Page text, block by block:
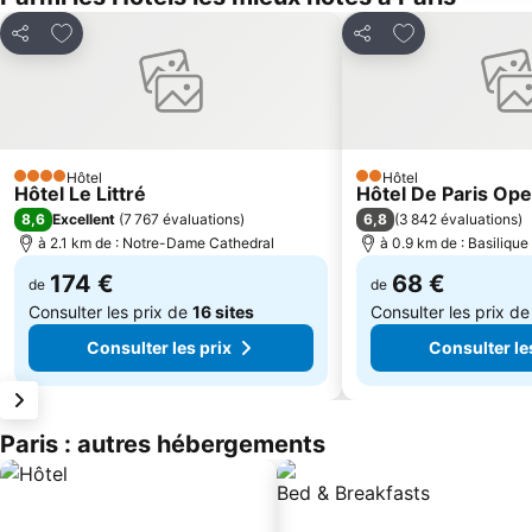
Partager
Ajouter à mes favoris
4 ÉtoilesHôtel
Hôtel Le Littré
8,6 Excellent (7 767 évaluations)
à 2.1 km de : Notre-Dame Cathedral
de 174 €
Consulter les prix de 16 sites
Consulter les prix
Partager
Ajouter à mes
2 Étoiles
Hôtel
Hôtel De Paris
6,8 (3 842 évaluations)
à 0.9 km de :
de 68 €
Consulter les prix
Consulter
Paris : autres hébergements